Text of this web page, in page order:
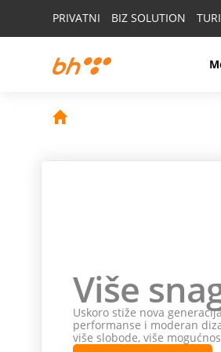
PRIVATNI BIZ SOLUTION
Više
Uskoro stiže nova
performanse i moderan
više slobode, više